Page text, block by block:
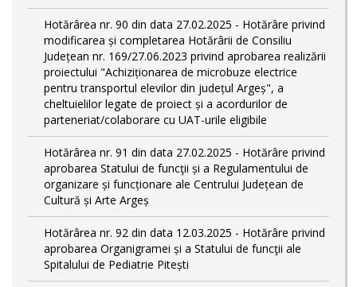
Hotărârea nr. 90 din data 27.02.2025 - Hotărâre privind
modificarea și completarea Hotărârii de Consiliu
Județean nr. 169/27.06.2023 privind aprobarea realizării
proiectului "Achiziționarea de microbuze electrice
pentru transportul elevilor din județul Argeș", a
cheltuielilor legate de proiect și a acordurilor de
parteneriat/colaborare cu UAT-urile eligibile
Hotărârea nr. 91 din data 27.02.2025 - Hotărâre privind
aprobarea Statului de funcţii și a Regulamentului de
organizare și funcționare ale Centrului Județean de
Cultură și Arte Argeș
Hotărârea nr. 92 din data 12.03.2025 - Hotărâre privind
aprobarea Organigramei și a Statului de funcţii ale
Spitalului de Pediatrie Pitești